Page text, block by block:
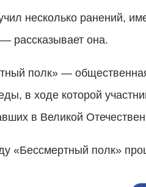
несколько ранений,
рассказывает она.
полк» —
в ходе которой
в Великой
«Бессмертный полк»